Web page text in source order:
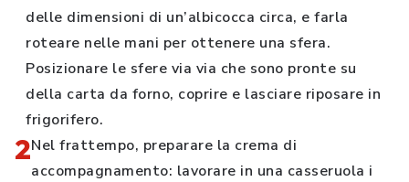
delle dimensioni di un’albicocca circa, e farla
roteare nelle mani per ottenere una sfera.
Posizionare le sfere via via che sono pronte su
della carta da forno, coprire e lasciare riposare in
frigorifero.
2Nel frattempo, preparare la crema di
accompagnamento: lavorare in una casseruola i